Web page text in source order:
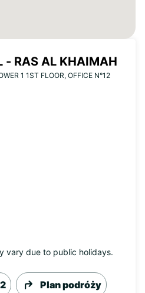
- RAS AL KHAIMAH
1 1ST FLOOR, OFFICE N°12
vary due to public holidays.
Plan podróży